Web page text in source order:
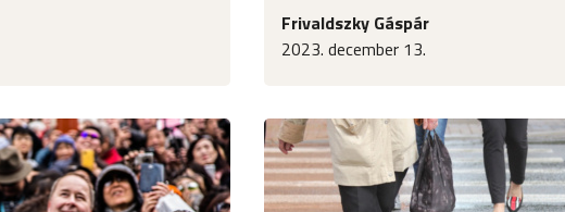
Frivaldszky Gáspár
2023. december 13.